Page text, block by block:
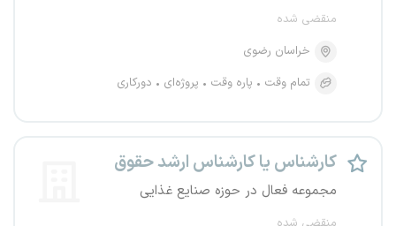
منقضی شده
خراسان رضوی
تمام وقت
پاره وقت پروژه‌ای دورکاری
کارشناس یا کارشناس ارشد حقوق
مجموعه فعال در حوزه صنایع غذایی